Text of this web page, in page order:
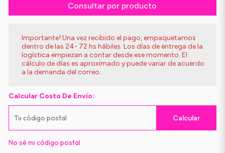
Consultar por producto
Importante! Una vez recibido el pago, empaquetamos
dentro de las 24- 72 hs hábiles. Los días de entrega de la
logística empiezan a contar desde ese momento. El
cálculo de días es aproximado y puede variar de acuerdo
a la demanda del correo.
Calcular Costo De Envío:
Calcular
No sé mi código postal